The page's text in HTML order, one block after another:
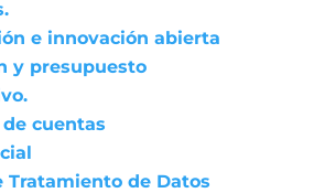
e innovación abierta
y presupuesto
cuentas
Tratamiento de Datos